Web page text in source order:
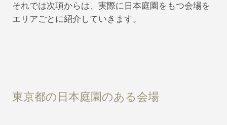
それでは次項からは、実際に日本庭園をもつ会場を
エリアごとに紹介していきます。
東京都の日本庭園のある会場